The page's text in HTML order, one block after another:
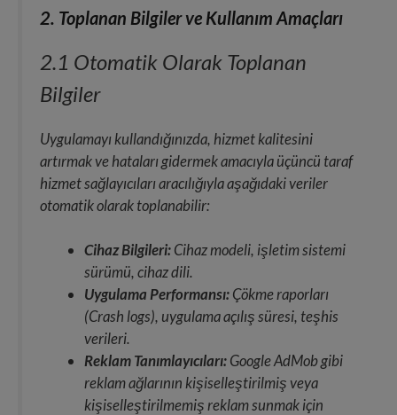
2. Toplanan Bilgiler ve Kullanım Amaçları
2.1 Otomatik Olarak Toplanan
Bilgiler
Uygulamayı kullandığınızda, hizmet kalitesini
artırmak ve hataları gidermek amacıyla üçüncü taraf
hizmet sağlayıcıları aracılığıyla aşağıdaki veriler
otomatik olarak toplanabilir:
Cihaz Bilgileri:Cihaz modeli, işletim sistemi
sürümü, cihaz dili.
Uygulama Performansı:Çökme raporları
(Crash logs), uygulama açılış süresi, teşhis
verileri.
Reklam Tanımlayıcıları:Google AdMob gibi
reklam ağlarının kişiselleştirilmiş veya
kişiselleştirilmemiş reklam sunmak için